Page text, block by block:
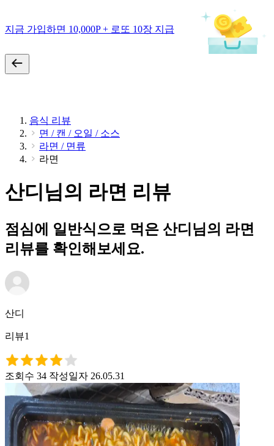
지금 가입하면 10,000P + 로또 10장 지급
음식 리뷰
면 / 캔 / 오일 / 소스
라면 / 면류
라면
산디님의 라면 리뷰
점심에 일반식으로 먹은 산디님의 라면
리뷰를 확인해보세요.
산디
리뷰1
조회수 34 작성일자 26.05.31